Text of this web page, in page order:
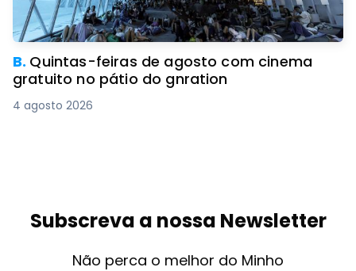
B. Quintas-feiras de agosto com cinema
gratuito no pátio do gnration
4 agosto 2026
Subscreva a nossa Newsletter
Não perca o melhor do Minho